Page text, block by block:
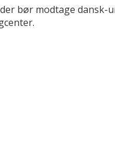
bør modtage dansk-